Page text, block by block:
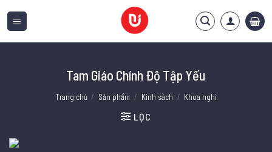
qua
Tam Giáo Chính Độ Tập Yếu
Trang chủ / Sản phẩm / Kinh sách / Khoa nghi
LỌC